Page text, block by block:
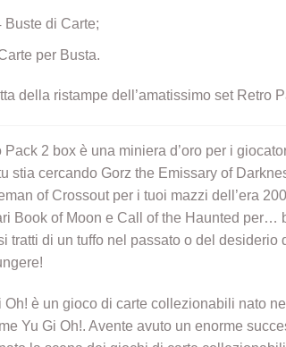
Buste di Carte;
per Busta.
della ristampe dell’amatissimo set Retro
Pack 2 box è una miniera d’oro per i
stia cercando Gorz the Emissary of
of Crossout per i tuoi mazzi dell’era
Book of Moon e Call of the Haunted per…
tratti di un tuffo nel passato o del
Oh! è un gioco di carte collezionabili nato
Yu Gi Oh!. Avente avuto un enorme